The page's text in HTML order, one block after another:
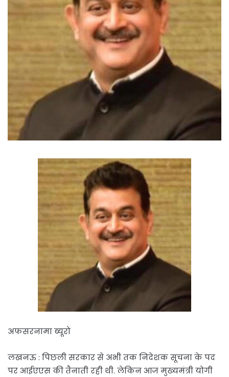
अफसरनामा ब्यूरो
लखनऊ : पिछली सरकार से अभी तक निदेशक सूचना के पद
पर आईएएस की तैनाती रही थी. लेकिन आज मुख्यमंत्री योगी